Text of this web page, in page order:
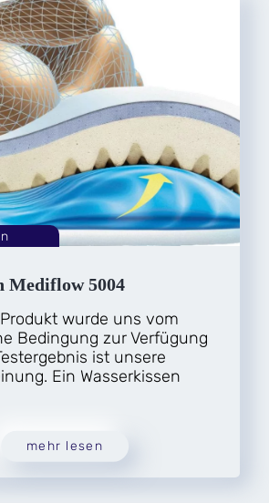
Mediflow 5004
wurde uns vom
Bedingung zur Verfügung
ist unsere
Ein Wasserkissen
mehr lesen